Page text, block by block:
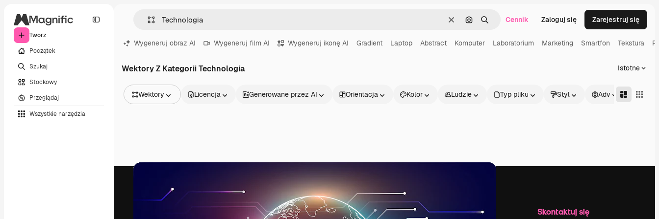
Twórz
Początek
Szukaj
Stockowy
Przeglądaj
Wszystkie narzędzia
WyczyśćSzukaj według obrazu
SzukajCennik Zaloguj się Zarejestruj się
Wygeneruj obraz AI Wygeneruj film AI Wygeneruj ikonę AI Gradient Laptop Abstract Komputer Laboratorium Marketing Smartfon Tekstura
Wektory Z Kategorii Technologia Istotne
Wektory
Filmy
Szablony wideo
Ikony
Licencja Generowane przez AI Orientacja Kolor Ludzie Typ pliku Styl Adv
Produkty Zacznij Firma Skontaktuj się